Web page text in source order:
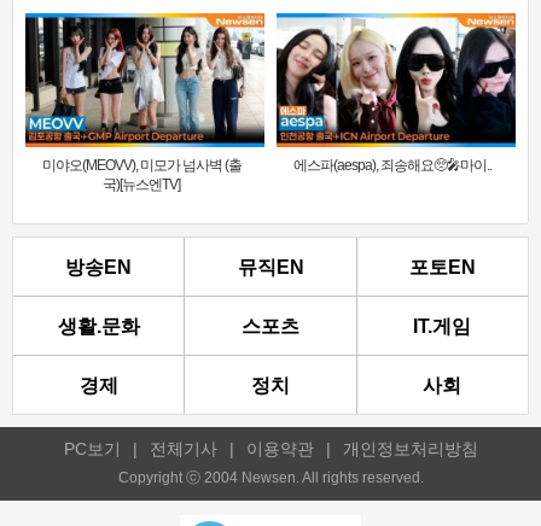
미야오(MEOVV), 미모가 넘사벽 (출
국)[뉴스엔TV]
에스파(aespa), 죄송해요🥺🎤마이..
방송EN 뮤직EN 포토EN
생활.문화 스포츠 IT.게임
경제 정치 사회
PC보기 | 전체기사 | 이용약관 | 개인정보처리방침
Copyright ⓒ 2004 Newsen. All rights reserved.